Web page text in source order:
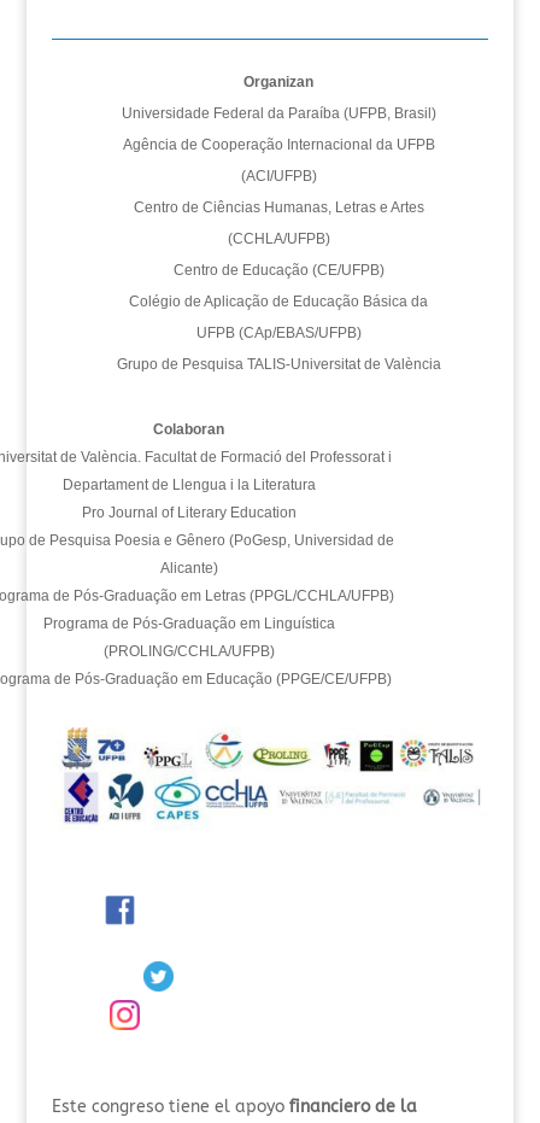
Organizan
Universidade Federal da Paraíba (UFPB, Brasil)
Agência de Cooperação Internacional da UFPB
(ACI/UFPB)
Centro de Ciências Humanas, Letras e Artes
(CCHLA/UFPB)
Centro de Educação (CE/UFPB)
Colégio de Aplicação de Educação Básica da
UFPB (CAp/EBAS/UFPB)
Grupo de Pesquisa TALIS-Universitat de València
Colaboran
de València. Facultat de Formació del Professorat i
Departament de Llengua i la Literatura
Pro Journal of Literary Education
de Pesquisa Poesia e Gênero (PoGesp, Universidad de
Alicante)
de Pós-Graduação em Letras (PPGL/CCHLA/UFPB)
Programa de Pós-Graduação em Linguística
(PROLING/CCHLA/UFPB)
de Pós-Graduação em Educação (PPGE/CE/UFPB)
Este congreso tiene el apoyo financiero de la